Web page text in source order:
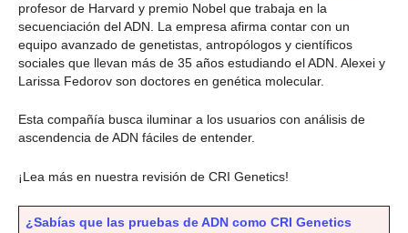
profesor de Harvard y premio Nobel que trabaja en la
secuenciación del ADN. La empresa afirma contar con un
equipo avanzado de genetistas, antropólogos y científicos
sociales que llevan más de 35 años estudiando el ADN. Alexei y
Larissa Fedorov son doctores en genética molecular.
Esta compañía busca iluminar a los usuarios con análisis de
ascendencia de ADN fáciles de entender.
¡Lea más en nuestra revisión de CRI Genetics!
¿Sabías que las pruebas de ADN como CRI Genetics